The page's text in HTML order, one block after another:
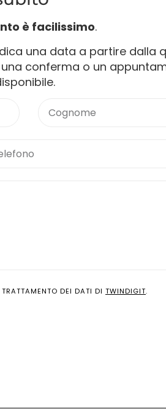
è facilissimo.
una data a partire dalla
conferma o un
DEI DATI DI TWINDIGIT.